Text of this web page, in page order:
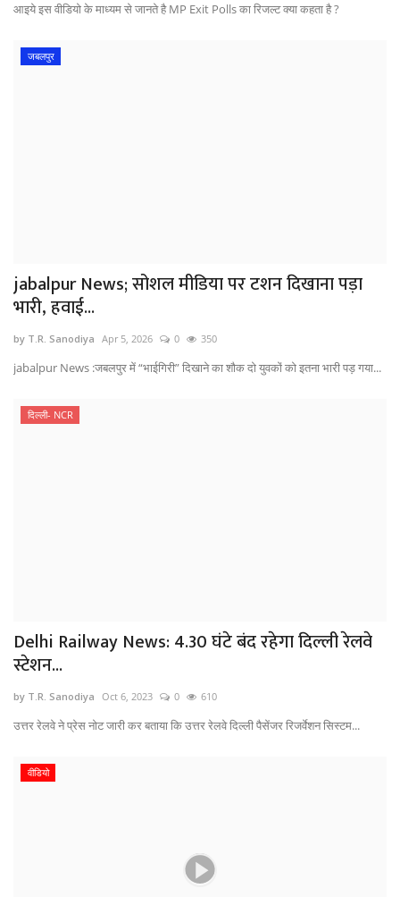
आइये इस वीडियो के माध्यम से जानते है MP Exit Polls का रिजल्ट क्या कहता है ?
जबलपुर
jabalpur News; सोशल मीडिया पर टशन दिखाना पड़ा
भारी, हवाई...
by T.R. Sanodiya Apr 5, 2026 0 350
jabalpur News :जबलपुर में “भाईगिरी” दिखाने का शौक दो युवकों को इतना भारी पड़ गया...
दिल्ली- NCR
Delhi Railway News: 4.30 घंटे बंद रहेगा दिल्ली रेलवे
स्टेशन...
by T.R. Sanodiya Oct 6, 2023 0 610
उत्तर रेलवे ने प्रेस नोट जारी कर बताया कि उत्तर रेलवे दिल्ली पैसेंजर रिजर्वेशन सिस्टम...
वीडियो